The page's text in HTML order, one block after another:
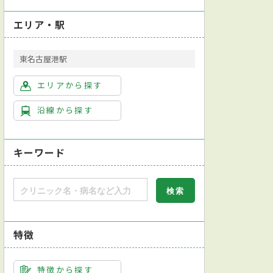
エリア・駅
東名古屋港駅
エリアから探す
沿線から探す
キーワード
特徴
特徴から探す